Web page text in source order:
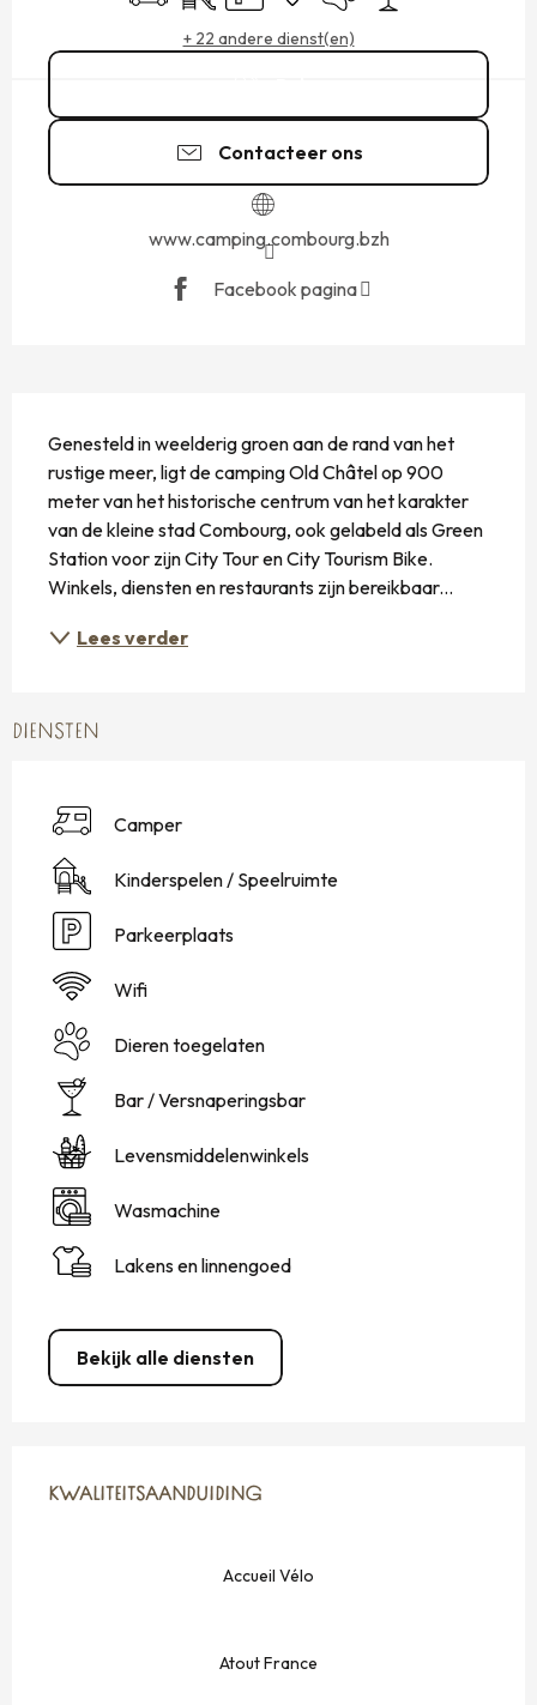
+ 22 andere dienst(en)
Contacteer ons
www.camping.combourg.bzh
Facebook pagina
Genesteld in weelderig groen aan de rand van het
rustige meer, ligt de camping Old Châtel op 900
meter van het historische centrum van het karakter
van de kleine stad Combourg, ook gelabeld als Green
Station voor zijn City Tour en City Tourism Bike.
Winkels, diensten en restaurants zijn bereikbaar...
Lees verder
DIENSTEN
Camper
Kinderspelen / Speelruimte
Parkeerplaats
Wifi
Dieren toegelaten
Bar / Versnaperingsbar
Levensmiddelenwinkels
Wasmachine
Lakens en linnengoed
Bekijk alle diensten
KWALITEITSAANDUIDING
KWALITEITSAANDUIDING
Accueil Vélo
Atout France